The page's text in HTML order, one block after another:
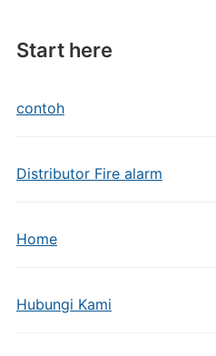
Start here
contoh
Distributor Fire alarm
Home
Hubungi Kami